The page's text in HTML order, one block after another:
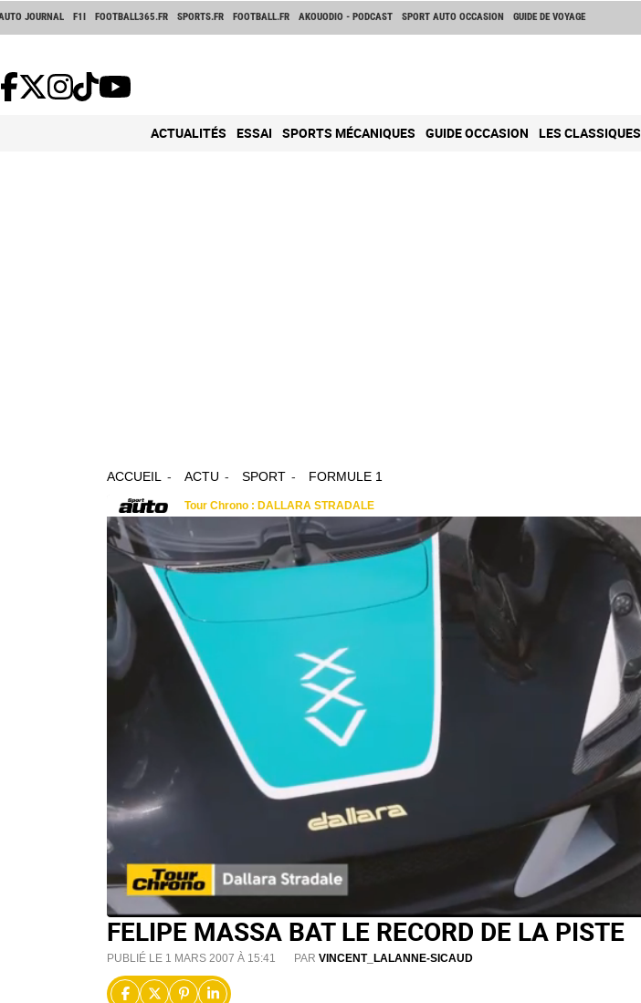
JOURNAL F1I FOOTBALL365.FR SPORTS.FR FOOTBALL.FR AKOUODIO - PODCAST SPORT AUTO OCCASION GUIDE DE VOYAGE
ACTUALITÉS ESSAI SPORTS MÉCANIQUES GUIDE OCCASION LES CLASSIQUES
ACCUEIL ACTU SPORT FORMULE 1
FELIPE MASSA BAT LE RECORD DE LA PISTE
PUBLIÉ LE 1 MARS 2007 À 15:41 PAR VINCENT_LALANNE-SICAUD